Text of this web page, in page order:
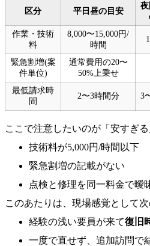
区分 平日昼の目安
夜
作業・技術
料
8,000〜15,000円/
時間
緊急割増(案
件単位)
通常費用の20〜
50%上乗せ
最低請求時
間
2〜3時間分 3
ここで注意したいのが「安すぎる
技術料が5,000円/時間以下
緊急割増の記載がない
点検と修理を同一料金で曖
このあたりは、現場感覚として次
経験の浅い要員が来て復旧
一度で直せず、追加訪問で